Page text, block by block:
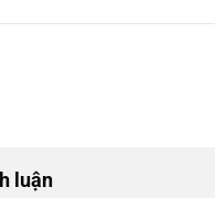
luận